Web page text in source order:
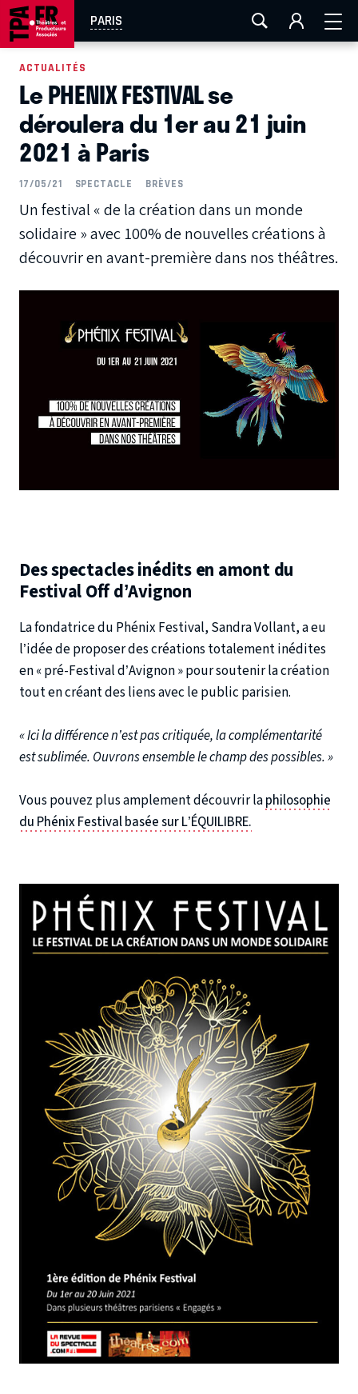
PARIS
AIX-MARSEILLE LA ROCHELLE
EN TOURNÉE
ACTUALITÉS
Le PHENIX FESTIVAL se
déroulera du 1er au 21 juin
2021 à Paris
17/05/21 SPECTACLE BRÈVES
Un festival « de la création dans un monde
solidaire » avec 100% de nouvelles créations à
découvrir en avant-première dans nos théâtres.
Des spectacles inédits en amont du
Festival Off d’Avignon
La fondatrice du Phénix Festival, Sandra Vollant, a eu
l’idée de proposer des créations totalement inédites
en « pré-Festival d’Avignon » pour soutenir la création
tout en créant des liens avec le public parisien.
« Ici la différence n’est pas critiquée, la complémentarité
est sublimée. Ouvrons ensemble le champ des possibles. »
Vous pouvez plus amplement découvrir laphilosophie
du Phénix Festival basée sur L’ÉQUILIBRE.